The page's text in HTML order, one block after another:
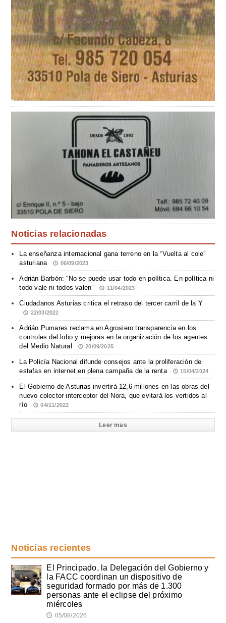
Noticias relacionadas
La enseñanza internacional gana terreno en la “Vuelta al cole”
asturiana
06/09/2023
Adrián Barbón: “No se puede usar todo en política. En política ni
todo vale ni todos valen”
11/04/2023
Ciudadanos Asturias critica el retraso del tercer carril de la Y
22/03/2022
Adrián Pumares reclama en Agrosiero transparencia en los
controles del lobo y mejoras en la organización de los agentes
del Medio Natural
20/09/2025
La Policía Nacional difunde consejos ante la proliferación de
estafas en internet en plena campaña de la renta
15/04/2024
El Gobierno de Asturias invertirá 12,6 millones en las obras del
nuevo colector interceptor del Nora, que evitará los vertidos al
río
04/11/2022
Leer mas
Noticias recientes
El Principado, la Delegación del Gobierno y
la FACC coordinan un dispositivo de
seguridad formado por más de 1.300
personas ante el eclipse del próximo
miércoles
🕔 05/08/2026